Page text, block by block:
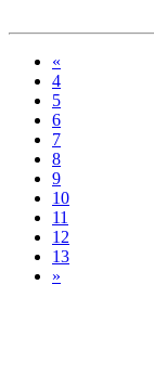
«
4
5
6
7
8
9
10
11
12
13
»